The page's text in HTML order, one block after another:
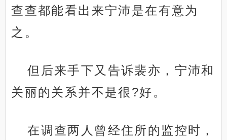
查查都能看出来宁沛是在有意为
之。
但后来手下又告诉裴亦，宁沛和
关丽的关系并不是很?好。
在调查两人曾经住所的监控时，